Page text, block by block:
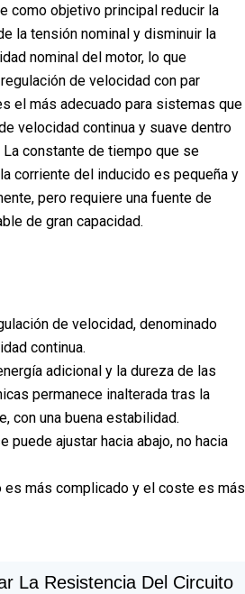
como objetivo principal reducir la
la tensión nominal y disminuir la
nominal del motor, lo que
de velocidad con par
el más adecuado para sistemas que
velocidad continua y suave dentro
constante de tiempo que se
corriente del inducido es pequeña y
pero requiere una fuente de
de gran capacidad.
de velocidad, denominado
continua.
adicional y la dureza de las
permanece inalterada tras la
con una buena estabilidad.
puede ajustar hacia abajo, no hacia
es más complicado y el coste es más
La Resistencia Del Circuito